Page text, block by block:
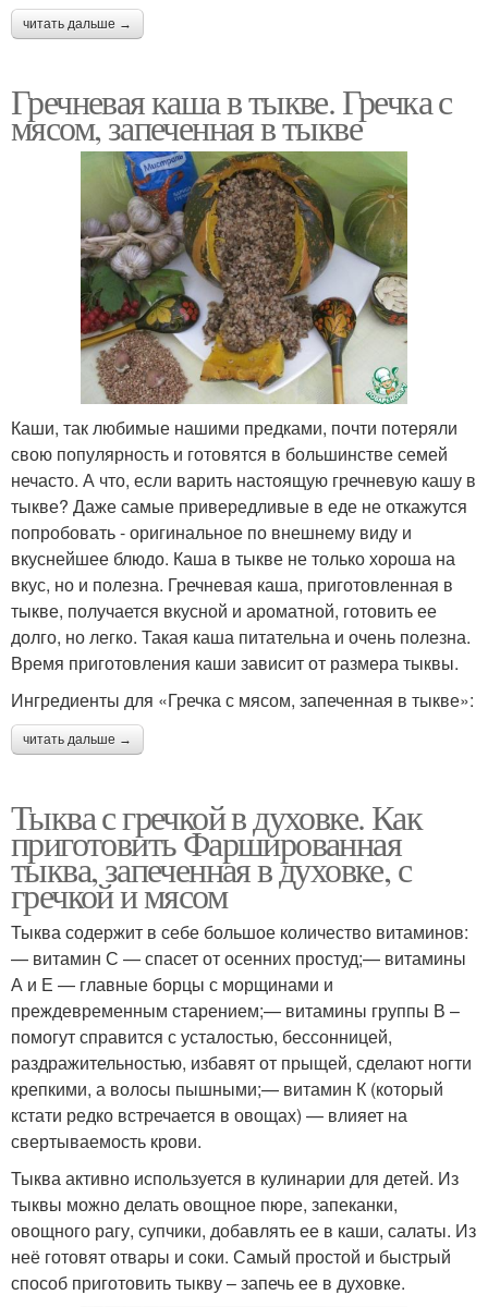
читать дальше →
Гречневая каша в тыкве. Гречка с
мясом, запеченная в тыкве
Каши, так любимые нашими предками, почти потеряли
свою популярность и готовятся в большинстве семей
нечасто. А что, если варить настоящую гречневую кашу в
тыкве? Даже самые привередливые в еде не откажутся
попробовать - оригинальное по внешнему виду и
вкуснейшее блюдо. Каша в тыкве не только хороша на
вкус, но и полезна. Гречневая каша, приготовленная в
тыкве, получается вкусной и ароматной, готовить ее
долго, но легко. Такая каша питательна и очень полезна.
Время приготовления каши зависит от размера тыквы.
Ингредиенты для «Гречка с мясом, запеченная в тыкве»:
читать дальше →
Тыква с гречкой в духовке. Как
приготовить Фаршированная
тыква, запеченная в духовке, с
гречкой и мясом
Тыква содержит в себе большое количество витаминов:
— витамин С — спасет от осенних простуд;— витамины
А и Е — главные борцы с морщинами и
преждевременным старением;— витамины группы В –
помогут справится с усталостью, бессонницей,
раздражительностью, избавят от прыщей, сделают ногти
крепкими, а волосы пышными;— витамин К (который
кстати редко встречается в овощах) — влияет на
свертываемость крови.
Тыква активно используется в кулинарии для детей. Из
тыквы можно делать овощное пюре, запеканки,
овощного рагу, супчики, добавлять ее в каши, салаты. Из
неё готовят отвары и соки. Самый простой и быстрый
способ приготовить тыкву – запечь ее в духовке.